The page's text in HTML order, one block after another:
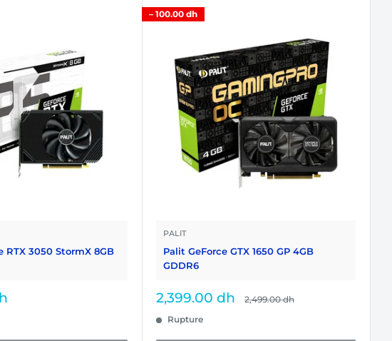
RTX 3050 StormX 8GB
– 100.00 dh
PALIT
Palit GeForce GTX 1650 GP 4GB
GDDR6
Prix
2,399.00 dh
Prix
normal
2,499.00 dh
Rupture